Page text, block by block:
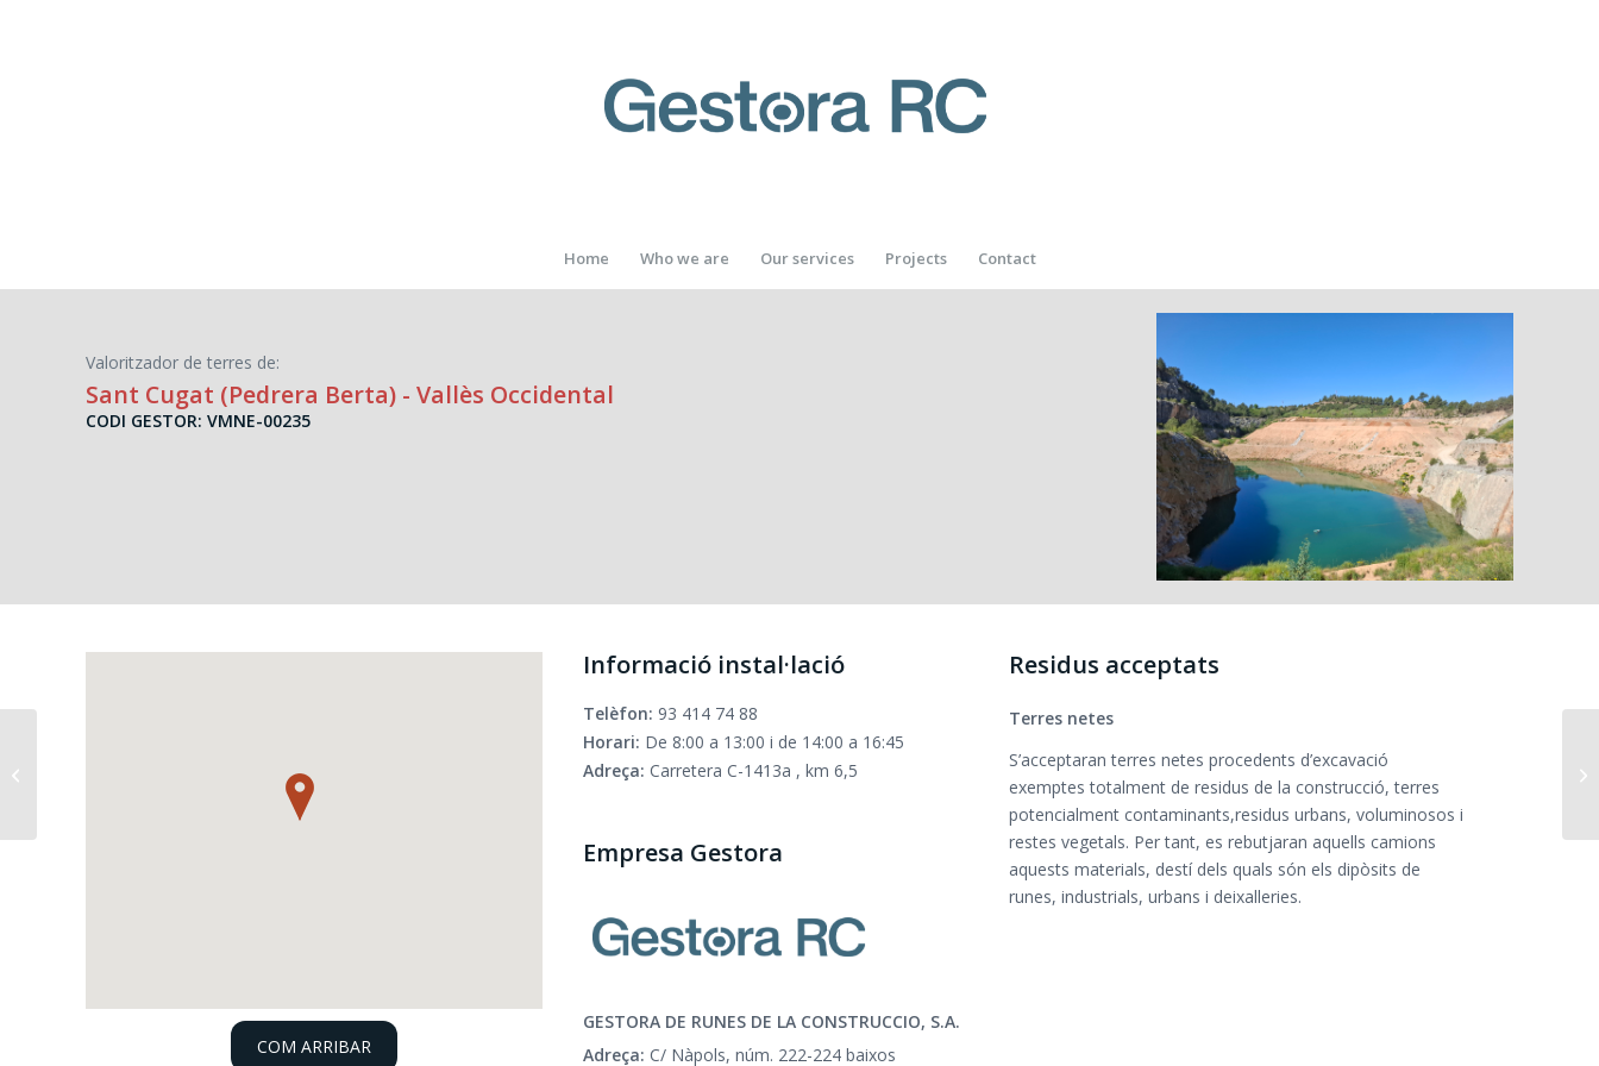
Home Who we are Our services Projects Contact
Valoritzador de terres de:
Sant Cugat (Pedrera Berta) - Vallès Occidental
CODI GESTOR: VMNE-00235
COM ARRIBAR
Informació instal·lació
Telèfon: 93 414 74 88
Horari: De 8:00 a 13:00 i de 14:00 a 16:45
Adreça: Carretera C-1413a , km 6,5
Empresa Gestora
GESTORA DE RUNES DE LA CONSTRUCCIO, S.A.
Adreça: C/ Nàpols, núm. 222-224 baixos
Residus acceptats
Terres netes
S’acceptaran terres netes procedents d’excavació
exemptes totalment de residus de la construcció, terres
potencialment contaminants,residus urbans, voluminosos i
restes vegetals. Per tant, es rebutjaran aquells camions
aquests materials, destí dels quals són els dipòsits de
runes, industrials, urbans i deixalleries.